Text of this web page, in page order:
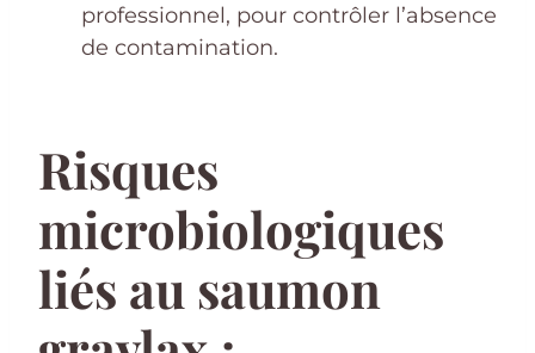
professionnel, pour contrôler l’absence
de contamination.
Risques
microbiologiques
liés au saumon